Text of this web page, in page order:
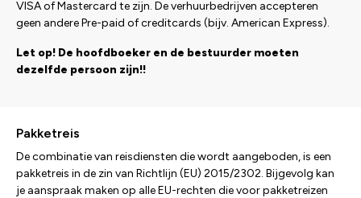
VISA of Mastercard te zijn. De verhuurbedrijven accepteren
geen andere Pre-paid of creditcards (bijv. American Express).
Let op! De hoofdboeker en de bestuurder moeten
dezelfde persoon zijn!!
Pakketreis
De combinatie van reisdiensten die wordt aangeboden, is een
pakketreis in de zin van Richtlijn (EU) 2015/2302. Bijgevolg kan
je aanspraak maken op alle EU-rechten die voor pakketreizen